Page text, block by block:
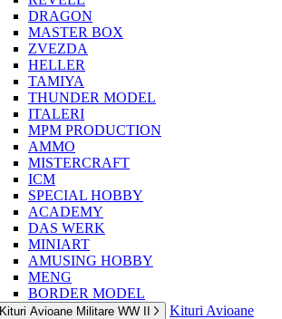
DRAGON
MASTER BOX
ZVEZDA
HELLER
TAMIYA
THUNDER MODEL
ITALERI
MPM PRODUCTION
AMMO
MISTERCRAFT
ICM
SPECIAL HOBBY
ACADEMY
DAS WERK
MINIART
AMUSING HOBBY
MENG
BORDER MODEL
Kituri Avioane Militare WW II
Kituri Avioane